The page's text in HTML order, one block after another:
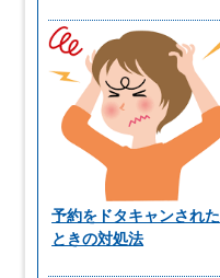
予約をドタキャンされた
ときの対処法